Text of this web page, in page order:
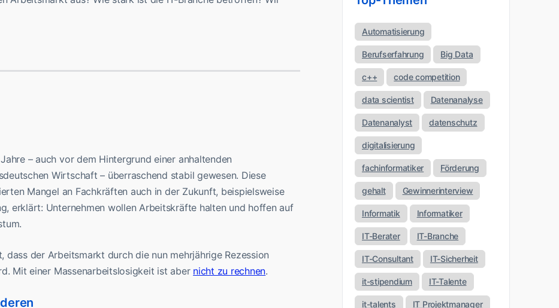
– auch vor dem Hintergrund einer anhaltenden
Wirtschaft – überraschend stabil gewesen. Diese
Mangel an Fachkräften auch in der Zukunft, beispielsweise
erklärt: Unternehmen wollen Arbeitskräfte halten und hoffen auf
der Arbeitsmarkt durch die nun mehrjährige Rezession
Mit einer Massenarbeitslosigkeit ist aber nicht zu rechnen.
Automatisierung
Berufserfahrung Big Data
c++ code competition
data scientist Datenanalyse
Datenanalyst datenschutz
digitalisierung
fachinformatiker Förderung
gehalt Gewinnerinterview
Informatik Informatiker
IT-Berater IT-Branche
IT-Consultant IT-Sicherheit
it-stipendium IT-Talente
it-talents IT Projektmanager